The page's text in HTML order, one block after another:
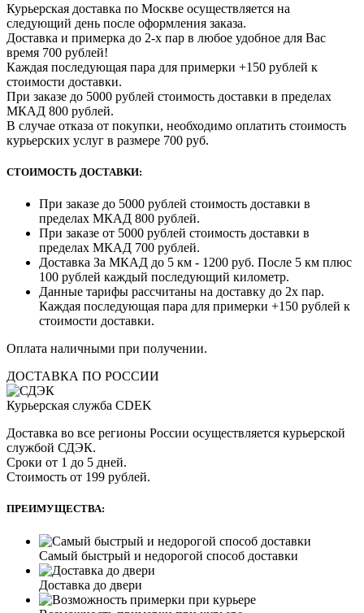
Курьерская доставка по Москве осуществляется на
следующий день после оформления заказа.
Доставка и примерка до 2-х пар в любое удобное для Вас
время 700 рублей!
Каждая последующая пара для примерки +150 рублей к
стоимости доставки.
При заказе до 5000 рублей стоимость доставки в пределах
МКАД 800 рублей.
В случае отказа от покупки, необходимо оплатить стоимость
курьерских услуг в размере 700 руб.
СТОИМОСТЬ ДОСТАВКИ:
При заказе до 5000 рублей стоимость доставки в
пределах МКАД 800 рублей.
При заказе от 5000 рублей стоимость доставки в
пределах МКАД 700 рублей.
Доставка За МКАД до 5 км - 1200 руб. После 5 км плюс
100 рублей каждый последующий километр.
Данные тарифы рассчитаны на доставку до 2х пар.
Каждая последующая пара для примерки +150 рублей к
стоимости доставки.
Оплата наличными при получении.
ДОСТАВКА ПО РОССИИ
Курьерская служба CDEK
Доставка во все регионы России осуществляется курьерской
службой СДЭК.
Сроки от 1 до 5 дней.
Стоимость от 199 рублей.
ПРЕИМУЩЕСТВА:
Самый быстрый и недорогой способ доставки
Доставка до двери